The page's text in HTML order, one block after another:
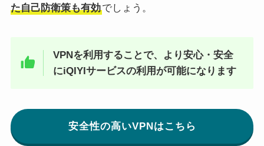
た自己防衛策も有効でしょう。
VPNを利用することで、より安心・安全
にiQIYIサービスの利用が可能になります
安全性の高いVPNはこちら